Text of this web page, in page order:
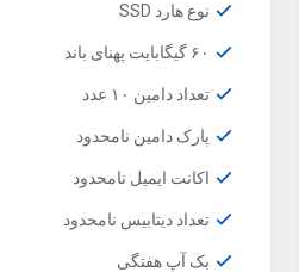
نوع هارد SSD
۶۰ گیگابایت پهنای باند
تعداد دامین ۱۰ عدد
پارک دامین نامحدود
اکانت ایمیل نامحدود
تعداد دیتابیس نامحدود
بک آپ هفتگی